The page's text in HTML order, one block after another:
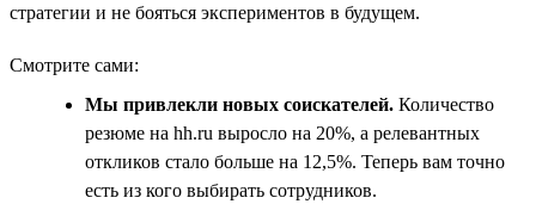
стратегии и не бояться экспериментов в будущем.
Смотрите сами:
Мы привлекли новых соискателей. Количество
резюме на hh.ru выросло на 20%, а релевантных
откликов стало больше на 12,5%. Теперь вам точно
есть из кого выбирать сотрудников.